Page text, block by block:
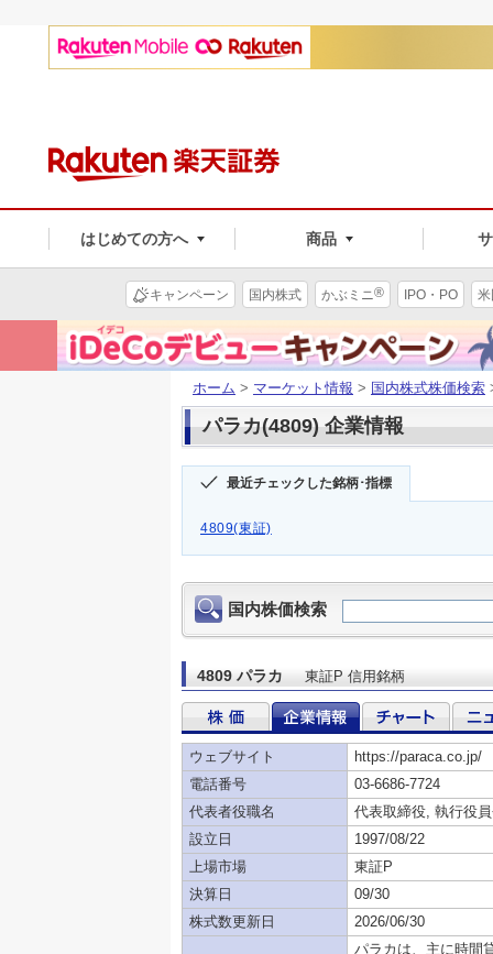
はじめての方へ 商品
キャンペーン 国内株式 かぶミニ® IPO・PO
ホーム > マーケット情報 > 国内株式株価検索
パラカ(4809) 企業情報
最近チェックした銘柄･指標
4809(東証)